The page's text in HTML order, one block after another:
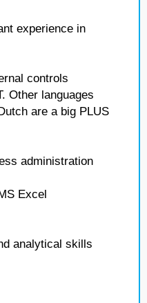
experience in
controls
Other languages
are a big PLUS
administration
Excel
analytical skills